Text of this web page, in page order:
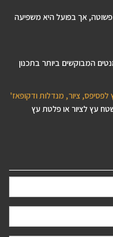
אך בפועל היא משפיעה
המבוקשים ביותר בתכנון
ציור, מנדלות ודקופאז'
עץ לציור או פלטת עץ